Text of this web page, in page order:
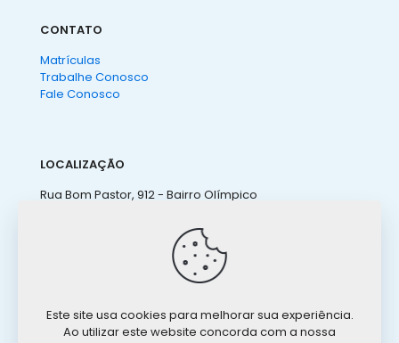
CONTATO
Matrículas
Trabalhe Conosco
Fale Conosco
LOCALIZAÇÃO
Rua Bom Pastor, 912 - Bairro Olímpico
ateneu@ateneu.com.br
Este site usa cookies para melhorar sua experiência.
Ao utilizar este website concorda com a nossa